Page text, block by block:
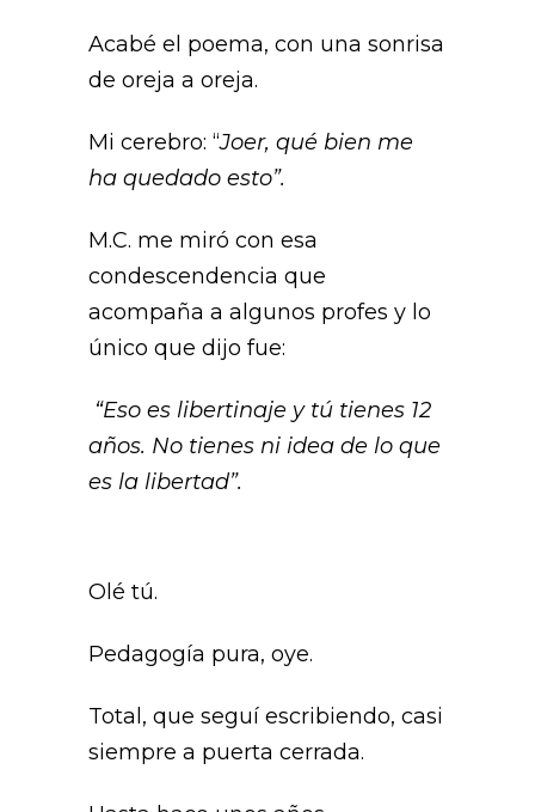
Acabé el poema, con una sonrisa
de oreja a oreja.
Mi cerebro: “Joer, qué bien me
ha quedado esto”.
M.C. me miró con esa
condescendencia que
acompaña a algunos profes y lo
único que dijo fue:
“Eso es libertinaje y tú tienes 12
años. No tienes ni idea de lo que
es la libertad”.
Olé tú.
Pedagogía pura, oye.
Total, que seguí escribiendo, casi
siempre a puerta cerrada.